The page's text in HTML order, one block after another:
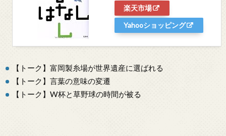
楽天市場
Yahooショッピング
【トーク】富岡製糸場が世界遺産に選ばれる
【トーク】言葉の意味の変遷
【トーク】W杯と草野球の時間が被る